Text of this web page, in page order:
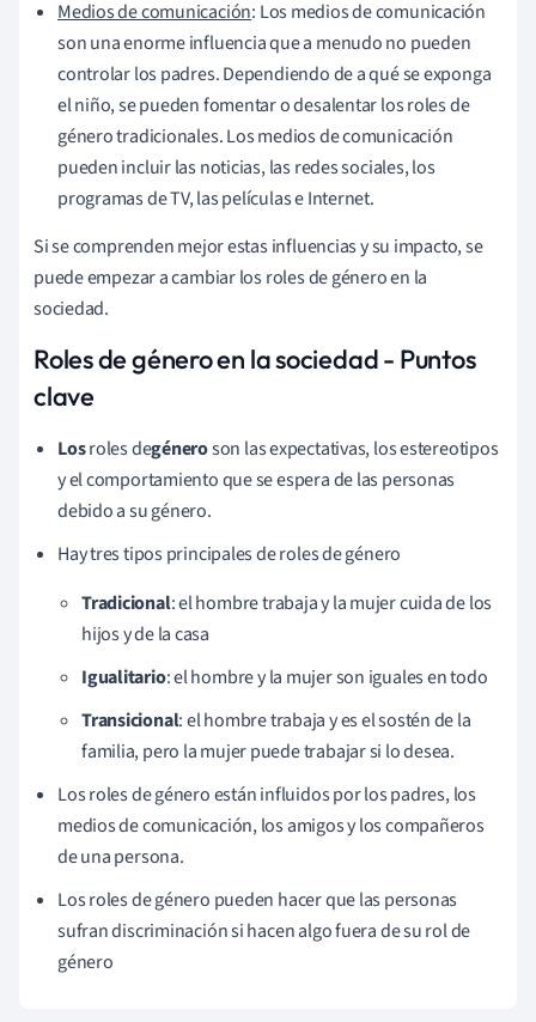
Medios de comunicación: Los medios de comunicación
son una enorme influencia que a menudo no pueden
controlar los padres. Dependiendo de a qué se exponga
el niño, se pueden fomentar o desalentar los roles de
género tradicionales. Los medios de comunicación
pueden incluir las noticias, las redes sociales, los
programas de TV, las películas e Internet.
Si se comprenden mejor estas influencias y su impacto, se
puede empezar a cambiar los roles de género en la
sociedad.
Roles de género en la sociedad - Puntos
clave
Losroles degéneroson las expectativas, los estereotipos
y el comportamiento que se espera de las personas
debido a su género.
Hay tres tipos principales de roles de género
Tradicional: el hombre trabaja y la mujer cuida de los
hijos y de la casa
Igualitario: el hombre y la mujer son iguales en todo
Transicional: el hombre trabaja y es el sostén de la
familia, pero la mujer puede trabajar si lo desea.
Los roles de género están influidos por los padres, los
medios de comunicación, los amigos y los compañeros
de una persona.
Los roles de género pueden hacer que las personas
sufran discriminación si hacen algo fuera de su rol de
género